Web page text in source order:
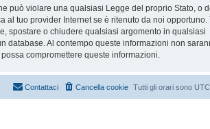
può violare una qualsiasi Legge del proprio Stato, o
al tuo provider Internet se è ritenuto da noi opportuno.
spostare o chiudere qualsiasi argomento in qualsiasi
database. Al contempo queste informazioni non
compromettere queste informazioni.
Tutti gli orari sono
Cancella cookie
Contattaci